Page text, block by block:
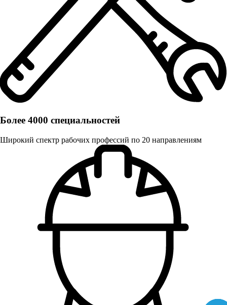
Более 4000 специальностей
Широкий спектр рабочих профессий по 20 направлениям